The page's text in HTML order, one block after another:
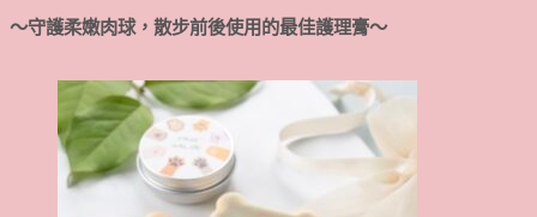
～守護柔嫩肉球，散步前後使用的最佳護理膏～